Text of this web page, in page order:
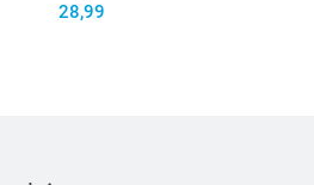
28,99